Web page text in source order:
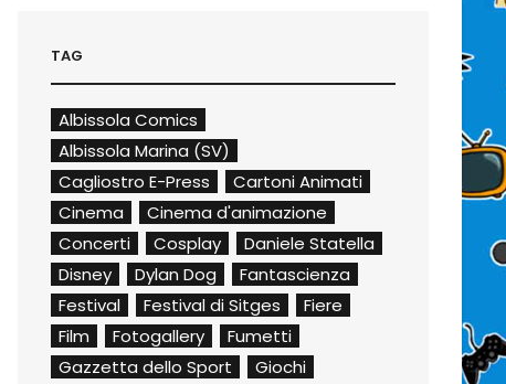
TAG
Albissola Comics
Albissola Marina (SV)
Cagliostro E-Press
Cartoni Animati
Cinema
Cinema d'animazione
Concerti
Cosplay
Daniele Statella
Disney
Dylan Dog
Fantascienza
Festival
Festival di Sitges
Fiere
Film
Fotogallery
Fumetti
Gazzetta dello Sport
Giochi